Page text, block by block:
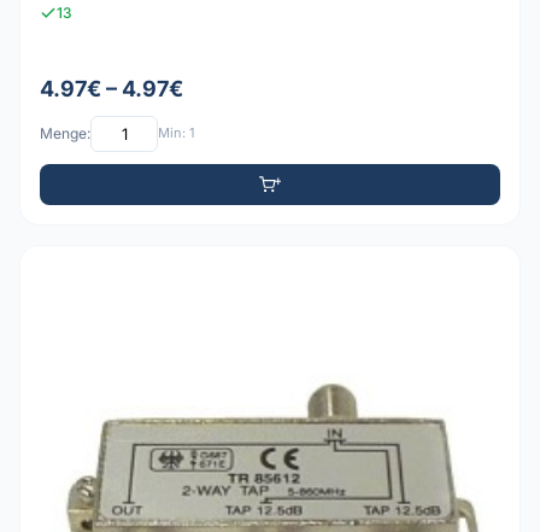
13
4.97€ – 4.97€
Menge: Min: 1